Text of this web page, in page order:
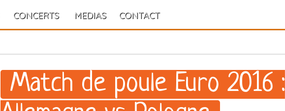
CONCERTS MEDIAS CONTACT
Match de poule Euro 2016 :